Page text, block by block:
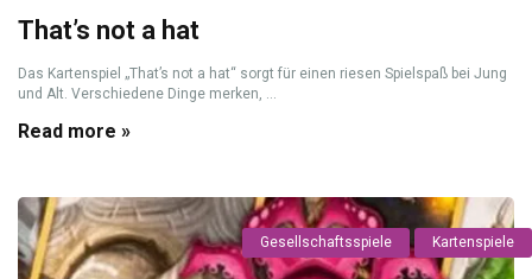
That’s not a hat
Das Kartenspiel „That’s not a hat“ sorgt für einen riesen Spielspaß bei Jung
und Alt. Verschiedene Dinge merken, ...
Read more »
Gesellschaftsspiele Kartenspiele